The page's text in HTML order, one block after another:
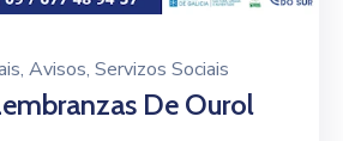
‚ Avisos‚ Servizos Sociais
De Ourol